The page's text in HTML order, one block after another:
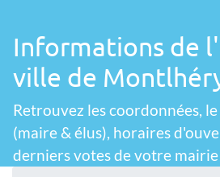
Informations de
ville de
Retrouvez les coordonnées,
(maire & élus), horaires
derniers votes de votre